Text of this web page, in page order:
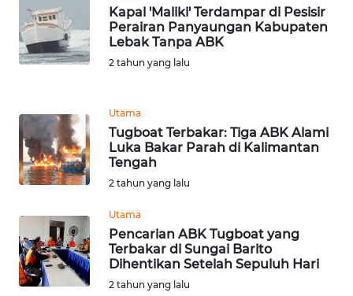
Kapal 'Maliki' Terdampar di Pesisir
Perairan Panyaungan Kabupaten
Lebak Tanpa ABK
2 tahun yang lalu
Utama
Tugboat Terbakar: Tiga ABK Alami
Luka Bakar Parah di Kalimantan
Tengah
2 tahun yang lalu
Utama
Pencarian ABK Tugboat yang
Terbakar di Sungai Barito
Dihentikan Setelah Sepuluh Hari
2 tahun yang lalu
WN
BANTEN
WN
WN
KEPRI
WN
WN
PAPUA
BARAT